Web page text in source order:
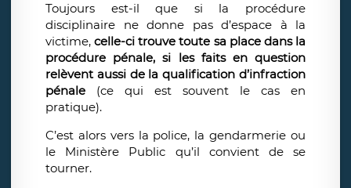
Toujours est-il que si la procédure
disciplinaire ne donne pas d’espace à la
victime,celle-ci trouve toute sa place dans la
procédure pénale, si les faits en question
relèvent aussi de la qualification d’infraction
pénale (ce qui est souvent le cas en
pratique).
C’est alors vers la police, la gendarmerie ou
le Ministère Public qu’il convient de se
tourner.